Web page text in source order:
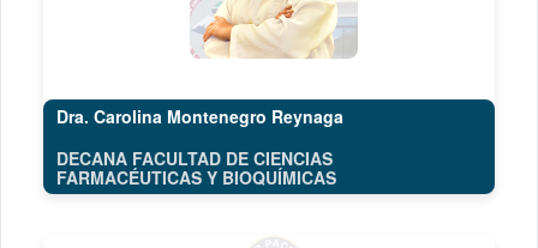
Dra. Carolina Montenegro Reynaga
DECANA FACULTAD DE CIENCIAS
FARMACÉUTICAS Y BIOQUÍMICAS